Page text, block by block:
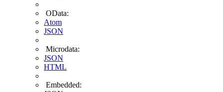
OData:
Atom
JSON
Microdata:
JSON
HTML
Embedded: